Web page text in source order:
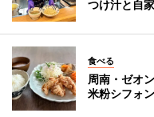
つけ汁と自
食べる
周南・ゼオ
米粉シフォ